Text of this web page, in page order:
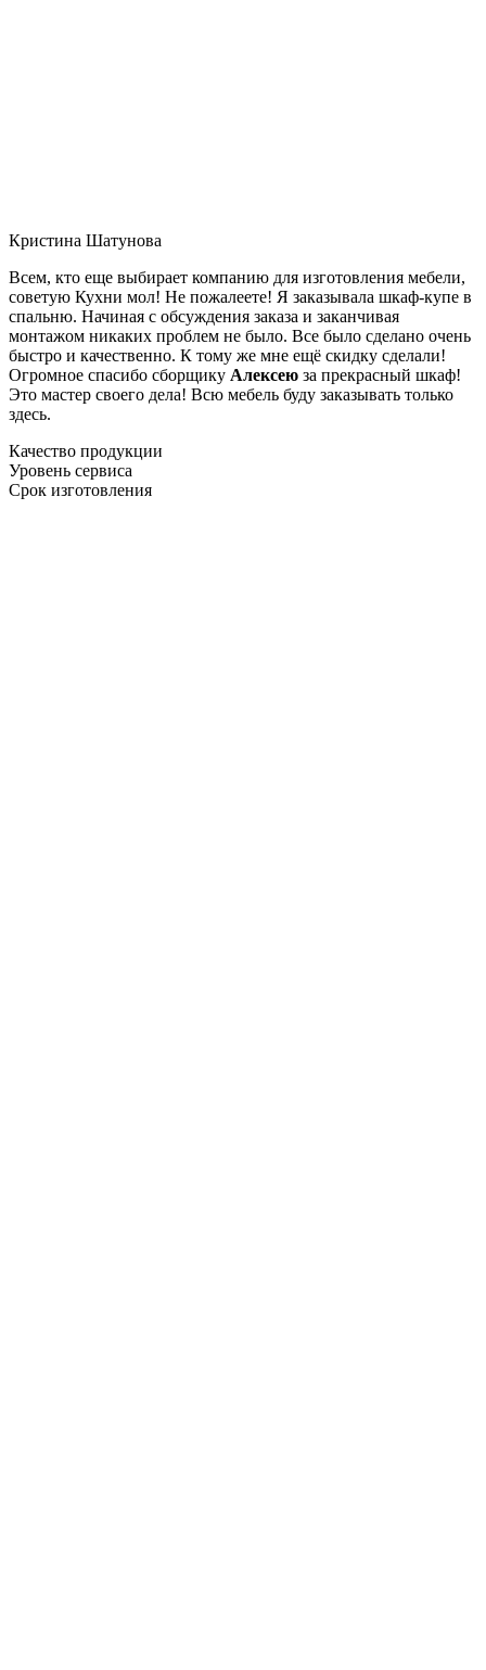
Кристина Шатунова
Всем, кто еще выбирает компанию для изготовления мебели,
советую Кухни мол! Не пожалеете! Я заказывала шкаф-купе в
спальню. Начиная с обсуждения заказа и заканчивая
монтажом никаких проблем не было. Все было сделано очень
быстро и качественно. К тому же мне ещё скидку сделали!
Огромное спасибо сборщику Алексею за прекрасный шкаф!
Это мастер своего дела! Всю мебель буду заказывать только
здесь.
Качество продукции
Уровень сервиса
Срок изготовления